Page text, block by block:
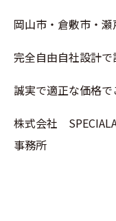
岡山市・倉敷市・
完全自由自社設計
誠実で適正な価格
株式会社
事務所